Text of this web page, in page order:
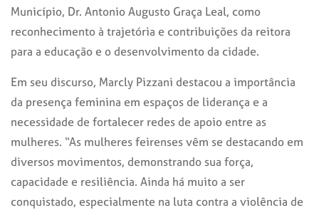
Município, Dr. Antonio Augusto Graça Leal, como
reconhecimento à trajetória e contribuições da reitora
para a educação e o desenvolvimento da cidade.
Em seu discurso, Marcly Pizzani destacou a importância
da presença feminina em espaços de liderança e a
necessidade de fortalecer redes de apoio entre as
mulheres. “As mulheres feirenses vêm se destacando em
diversos movimentos, demonstrando sua força,
capacidade e resiliência. Ainda há muito a ser
conquistado, especialmente na luta contra a violência de